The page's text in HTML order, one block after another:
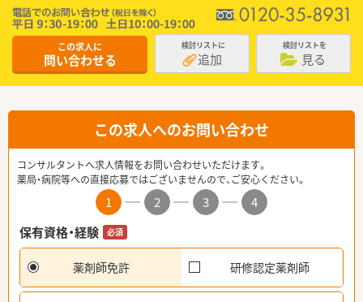
この求人に
問い合わせる
検討リストに
追加
検討リストを
見る
この求人へのお問い合わせ
コンサルタントへ求人情報をお問い合わせいただけます。
薬局・病院等への直接応募ではございませんので、ご安心ください。
1 2 3
4
保有資格・経験
必須
薬剤師免許 研修認定薬剤師